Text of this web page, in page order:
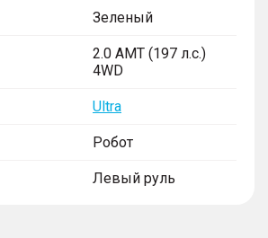
Зеленый
2.0 AMT (197 л.с.)
4WD
Ultra
Робот
Левый руль